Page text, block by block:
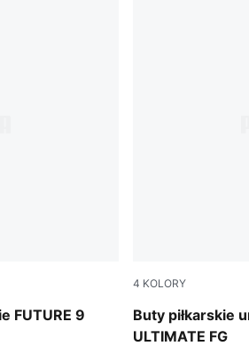
FUTURE 9
Bright Aqua-PUMA White
4 KOLORY
Buty piłkarskie
ULTIMATE FG
Poison Pink-